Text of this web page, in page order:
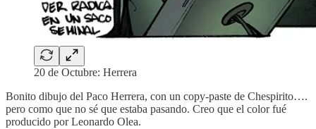
20 de Octubre: Herrera
Bonito dibujo del Paco Herrera, con un copy-paste de Chespirito….
pero como que no sé que estaba pasando. Creo que el color fué
producido por Leonardo Olea.